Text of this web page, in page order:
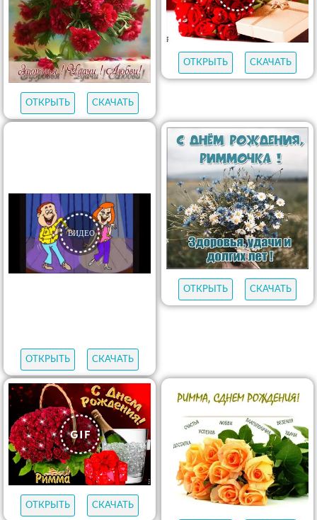
ОТКРЫТЬ СКАЧАТЬ
ОТКРЫТЬ СКАЧАТЬ
ОТКРЫТЬ СКАЧАТЬ
ОТКРЫТЬ СКАЧАТЬ
ОТКРЫТЬ СКАЧАТЬ